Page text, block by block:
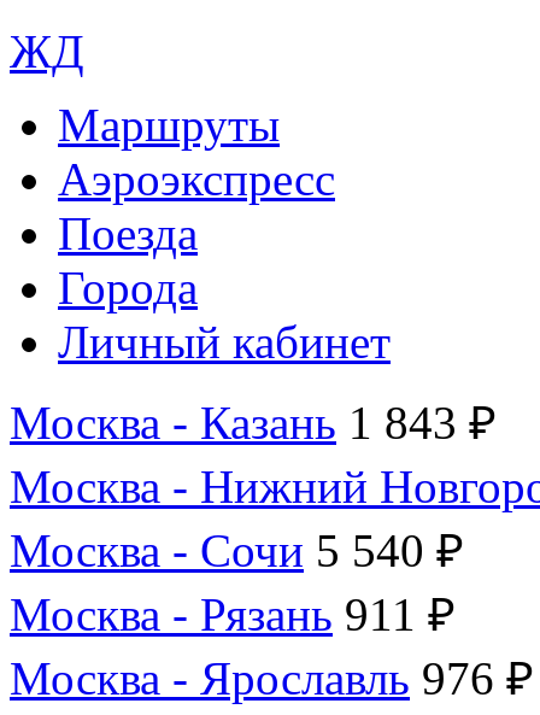
ЖД
Маршруты
Аэроэкспресс
Поезда
Города
Личный кабинет
Москва - Казань 1 843 ₽
Москва - Нижний
Москва - Сочи 5 540 ₽
Москва - Рязань 911 ₽
Москва - Ярославль 976 ₽